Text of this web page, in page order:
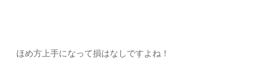
ほめ方上手になって損はなしですよね！